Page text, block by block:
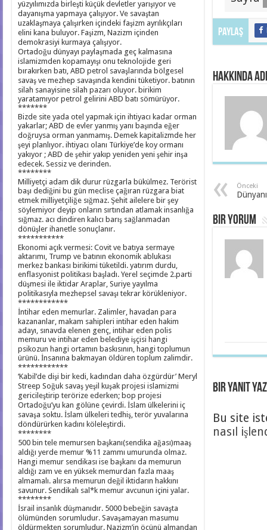
Paylaş
hakkında
Önceki
Bir yorum
Bir yanıt
Bu site
nasıl
yüzyılımızda birleşti küçük devletler yarışıyor ve
dayanışma yapmaya çalışıyor. Ve savaştan
uzaklaşmaya çalışırken içindeki faşizm ayrılıkçıları
elini kana buluyor. Faşizm, Nazizm içinden
demokrasiyi kurmaya çalışıyor.
Ortadoğu dünyayı paylaşmada geç kalmasına
islamizmden kopamayışı onu teknolojide geri
bırakırken batı, ABD petrol savaşlarında bölgesel
savaş ve mezhep savaşında kendini tüketiyor. batının
silah sanayisine silah pazarı oluyor. birikim
yaratamıyor petrol gelirini ABD batı sömürüyor.
*******
Bizde site yada otel yapmak için ihtiyacı kadar orman
yakarlar; ABD de evler yanmış yanı başında eğer
doğruysa orman yanmamış. Demek kapitalizmde her
şeyi planlıyor. ihtiyacı olanı Türkiye’de koy ormanı
yakıyor ; ABD de şehir yakıp yeniden yeni şehir inşa
edecek. Sessiz ve derinden.
********
Milliyetçi adam dik durur rüzgarla bükülmez. Terörist
başı dediğini bu gün meclise çağıran rüzgara biat
etmek milliyetçiliğe sığmaz. Şehit ailelere bir şey
söylemiyor deyip onların sırtından atlamak insanlığa
sığmaz. acı dindiren kalıcı barış sağlanmadan
dönüşler ihanetle sonuçlanır.
***********
Ekonomi açık vermesi: Covit ve batıya sermaye
aktarımı, Trump ve batının ekonomik ablukası
merkez bankası birikimi tüketildi. yatırım durdu,
enflasyonist politikası başladı. Yerel seçimde 2.parti
düşmesi ile iktidar Araplar, Suriye yayılma
politikasıyla mezhepsel savaşı tekrar körükleniyor.
************
İntihar eden memurlar. Zalimler, havadan para
kazananlar, makam sahipleri intihar eden hakim
adayı, sınavda elenen genç, intihar eden polis
memuru ve intihar eden belediye işçisi hangi
psikozun hangi ortamın baskısının, hangi toplumun
ürünü. İnsanına bakmayan öldüren toplum zalimdir.
************
‘Kabil’de dişi bir kedi, kadından daha özgürdür’ Meryl
Streep Soğuk savaş yeşil kuşak projesi islamizmi
gericileştirip terörize ederken; bop projesi
Ortadoğu’yu kan gölüne çevirdi. İslam ülkelerini iç
savaşa soktu. İslam ülkeleri tedhiş, terör yuvalarına
döndürürken kadını köleleştirdi.
********
500 bin tele memursen başkanı(sendika ağası)maaş
aldığı yerde memur %11 zammı umurunda olmaz.
Hangi memur sendikası ise başkanı da memurun
aldığı zam ve en yüksek memurdan fazla maaş
almamalı. alırsa memurun değil iktidarın hakkını
savunur. Sendikalı sal*k memur avcunun içini yalar.
********
İsrail insanlık düşmanıdır. 5000 bebeğin savaşta
ölümünden sorumludur. Savaşamayan masumu
öldürmekten sorumludur. Nazizm’in öcünü almandan